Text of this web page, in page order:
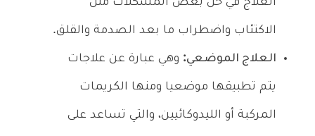
الاكتئاب واضطراب ما بعد الصدمة والقلق.
العلاج الموضعي: وهي عبارة عن علاجات
يتم تطبيقها موضعيا ومنها الكريمات
المركبة أو الليدوكائيين، والتي تساعد على